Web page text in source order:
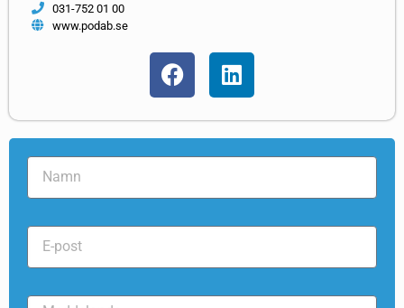
031-752 01 00
www.podab.se